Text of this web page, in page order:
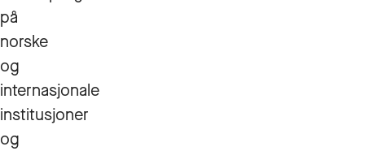
på
norske
og
internasjonale
institusjoner
og